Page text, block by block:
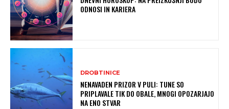
ODNOSI IN KARIERA
DROBTINICE
NENAVADEN PRIZOR V PULI: TUNE SO
PRIPLAVALE TIK DO OBALE, MNOGI OPOZARJAJO
NA ENO STVAR